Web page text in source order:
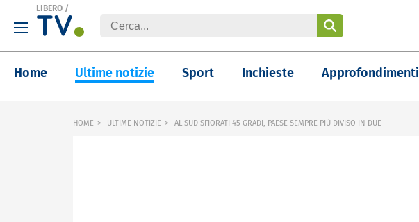
LIBERO /
Home Ultime notizie Sport Inchieste Approfondimenti
HOME ULTIME NOTIZIE AL SUD SFIORATI 45 GRADI, PAESE SEMPRE PIÙ DIVISO IN DUE